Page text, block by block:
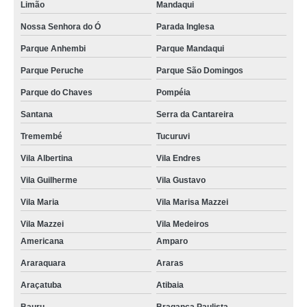
preço de charuto de chocolate para maternidade Capão Redondo
preço de charuto de chocolate belga São José do Rio Preto
charuto de chocolate para maternidade Heliópolis
preço de charuto de chocolate maternidade Itupeva
charuto de chocolate recheado Araras
valor de charuto de chocolate recheado Interlagos
preço de charuto de chocolate lembrancinha Cachoeirinha
charuto de chocolate lembrancinha Tremembé
charuto de chocolate lembrança de maternidade Jardim Paulistano
charuto de chocolate lembrança maternidade preços São José dos Campos
Limão Mandaqui
Nossa Senhora do Ó Parada Inglesa
Parque Anhembi Parque Mandaqui
Parque Peruche Parque São Domingos
Parque do Chaves Pompéia
Santana Serra da Cantareira
Tremembé Tucuruvi
Vila Albertina Vila Endres
Vila Guilherme Vila Gustavo
Vila Maria Vila Marisa Mazzei
Vila Mazzei
Vila Medeiros
Americana
Amparo
Araraquara Araras
Araçatuba Atibaia